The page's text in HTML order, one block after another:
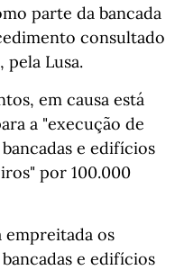
parte da bancada
consultado
pela Lusa.
em causa está
a "execução de
e edifícios
por 100.000
empreitada os
e edifícios